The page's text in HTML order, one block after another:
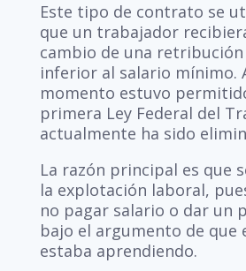
Este tipo de contrato se
que un trabajador
cambio de una
inferior al salario mínimo.
momento estuvo
primera Ley Federal del
actualmente ha sido
La razón principal es que
la explotación laboral,
no pagar salario o dar un
bajo el argumento de que
estaba aprendiendo.